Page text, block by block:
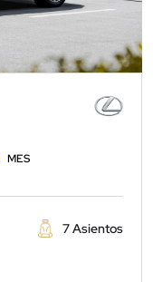
MES
7 Asientos